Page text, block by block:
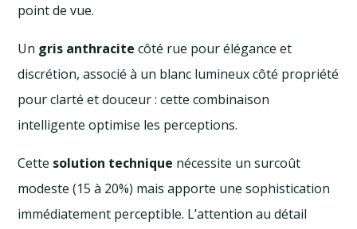
point de vue.
Un gris anthracite côté rue pour élégance et
discrétion, associé à un blanc lumineux côté propriété
pour clarté et douceur : cette combinaison
intelligente optimise les perceptions.
Cette solution technique nécessite un surcoût
modeste (15 à 20%) mais apporte une sophistication
immédiatement perceptible. L’attention au détail